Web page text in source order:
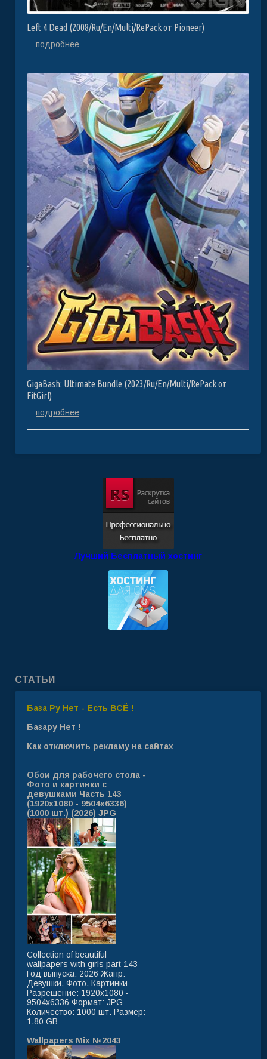
Left 4 Dead (2008/Ru/En/Multi/RePack от Pioneer)
подробнее
GigaBash: Ultimate Bundle (2023/Ru/En/Multi/RePack от
FitGirl)
подробнее
Лучший Бесплатный хостинг
СТАТЬИ
База Ру Нет - Есть ВСЁ !
Базару Нет !
Как отключить рекламу на сайтах
Обои для рабочего стола -
Фото и картинки с
девушками Часть 143
(1920x1080 - 9504x6336)
(1000 шт.) (2026) JPG
Collection of beautiful
wallpapers with girls part 143
Год выпуска: 2026 Жанр:
Девушки, Фото, Картинки
Разрешение: 1920x1080 -
9504x6336 Формат: JPG
Количество: 1000 шт. Размер:
1.80 GB
Wallpapers Mix №2043